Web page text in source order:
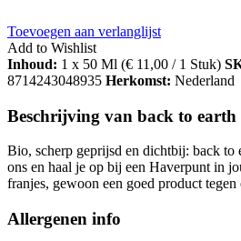
Toevoegen aan verlanglijst
Add to Wishlist
Inhoud: 1 x 50 Ml (€ 11,00 / 1 Stuk)
8714243048935 Herkomst: Nederland
Beschrijving van back to
Bio, scherp geprijsd en dichtbij: back to
ons en haal je op bij een Haverpunt in
franjes, gewoon een goed product
Allergenen info